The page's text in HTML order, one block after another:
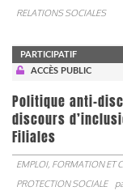
RELATIONS SOCIALES
PARTICIPATIF
ACCÈS PUBLIC
Politique anti-
discours
Filiales
EMPLOI, FORMATION ET
PROTECTION SOCIALE